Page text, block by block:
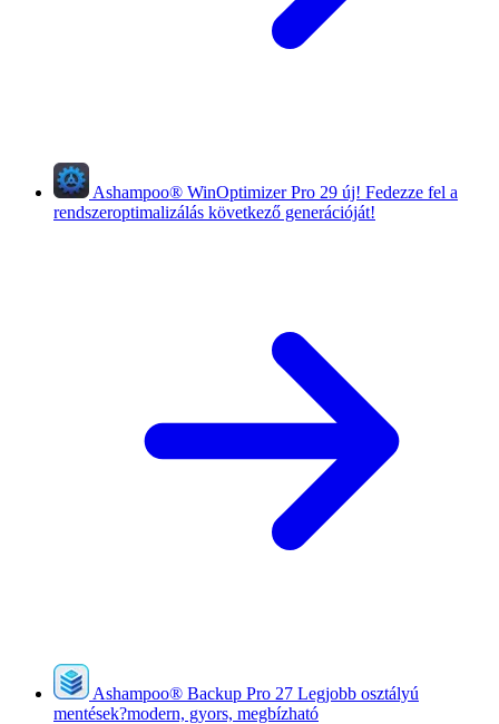
Ashampoo® WinOptimizer Pro 29 új! Fedezze fel a
rendszeroptimalizálás következő generációját!
Ashampoo® Backup Pro 27 Legjobb osztályú
mentések?modern, gyors, megbízható